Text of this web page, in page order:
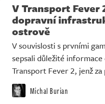
V Transport Fever
dopravní
ostrově
V souvislosti s prvními
sepsali důležité
Transport Fever 2, jenž
Michal Burian